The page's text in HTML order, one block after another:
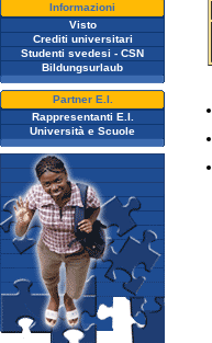
Informazioni
Visto
Crediti universitari
Studenti svedesi - CSN
Bildungsurlaub
Partner E.I.
Rappresentanti E.I.
Università e Scuole